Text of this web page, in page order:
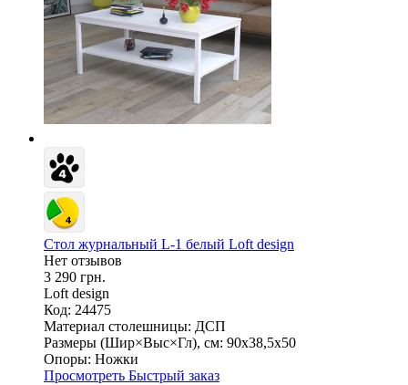
Стол журнальный L-1 белый Loft design
Нет отзывов
3 290 грн.
Loft design
Код: 24475
Материал столешницы: ДСП
Размеры (Шир×Выс×Гл), см: 90х38,5х50
Опоры: Ножки
Просмотреть Быстрый заказ